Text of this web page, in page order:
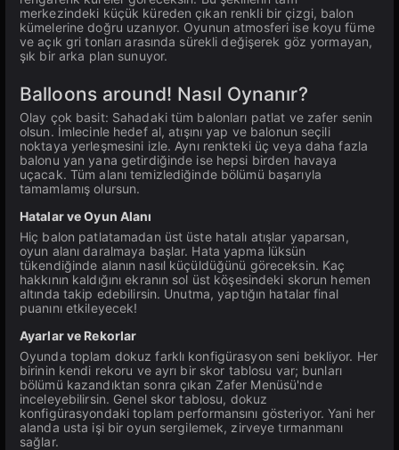
merkezindeki küçük küreden çıkan renkli bir çizgi, balon
kümelerine doğru uzanıyor. Oyunun atmosferi ise koyu füme
ve açık gri tonları arasında sürekli değişerek göz yormayan,
şık bir arka plan sunuyor.
Balloons around! Nasıl Oynanır?
Olay çok basit: Sahadaki tüm balonları patlat ve zafer senin
olsun. İmlecinle hedef al, atışını yap ve balonun seçili
noktaya yerleşmesini izle. Aynı renkteki üç veya daha fazla
balonu yan yana getirdiğinde ise hepsi birden havaya
uçacak. Tüm alanı temizlediğinde bölümü başarıyla
tamamlamış olursun.
Hatalar ve Oyun Alanı
Hiç balon patlatamadan üst üste hatalı atışlar yaparsan,
oyun alanı daralmaya başlar. Hata yapma lüksün
tükendiğinde alanın nasıl küçüldüğünü göreceksin. Kaç
hakkının kaldığını ekranın sol üst köşesindeki skorun hemen
altında takip edebilirsin. Unutma, yaptığın hatalar final
puanını etkileyecek!
Ayarlar ve Rekorlar
Oyunda toplam dokuz farklı konfigürasyon seni bekliyor. Her
birinin kendi rekoru ve ayrı bir skor tablosu var; bunları
bölümü kazandıktan sonra çıkan Zafer Menüsü'nde
inceleyebilirsin. Genel skor tablosu, dokuz
konfigürasyondaki toplam performansını gösteriyor. Yani her
alanda usta işi bir oyun sergilemek, zirveye tırmanmanı
sağlar.